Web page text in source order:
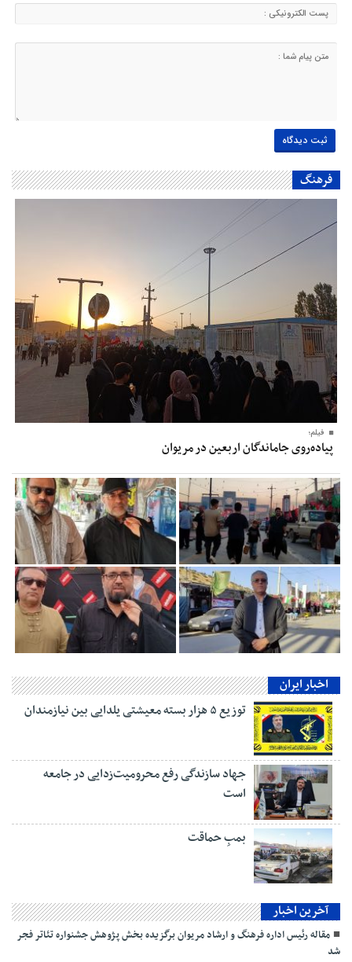
فرهنگ
فیلم؛
پیاده‌روی جاماندگان اربعین در مریوان
اخبار ایران
توزیع ۵ هزار بسته معیشتی یلدایی بین نیازمندان
جهاد سازندگی رفع محرومیت‌زدایی در جامعه
است
بمبِ حماقت
آخرین اخبار
مقاله رئیس اداره فرهنگ و ارشاد مریوان برگزیده بخش پژوهش جشنواره تئاتر فجر
شد